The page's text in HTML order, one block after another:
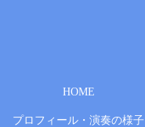
HOME
プロフィール・演奏の様子